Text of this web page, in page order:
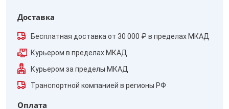
Доставка
Бесплатная доставка от 30 000 ₽ в пределах МКАД
Курьером в пределах МКАД
Курьером за пределы МКАД
Транспортной компанией в регионы РФ
Оплата